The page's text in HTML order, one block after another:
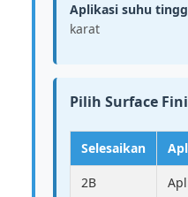
Aplikasi suhu
karat
Pilih Surface
Selesaikan
2B